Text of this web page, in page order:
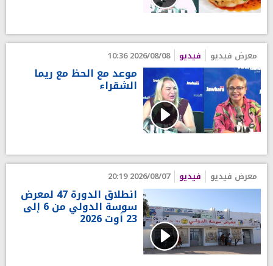
معرض فيديو فيديو 2026/08/08 10:36
موعد مع الحظ مع ريما
الشقراء
معرض فيديو فيديو 2026/08/07 20:19
انطلاق الدورة 47 لمعرض
سوسة الدولي من 6 إلى
23 أوت 2026